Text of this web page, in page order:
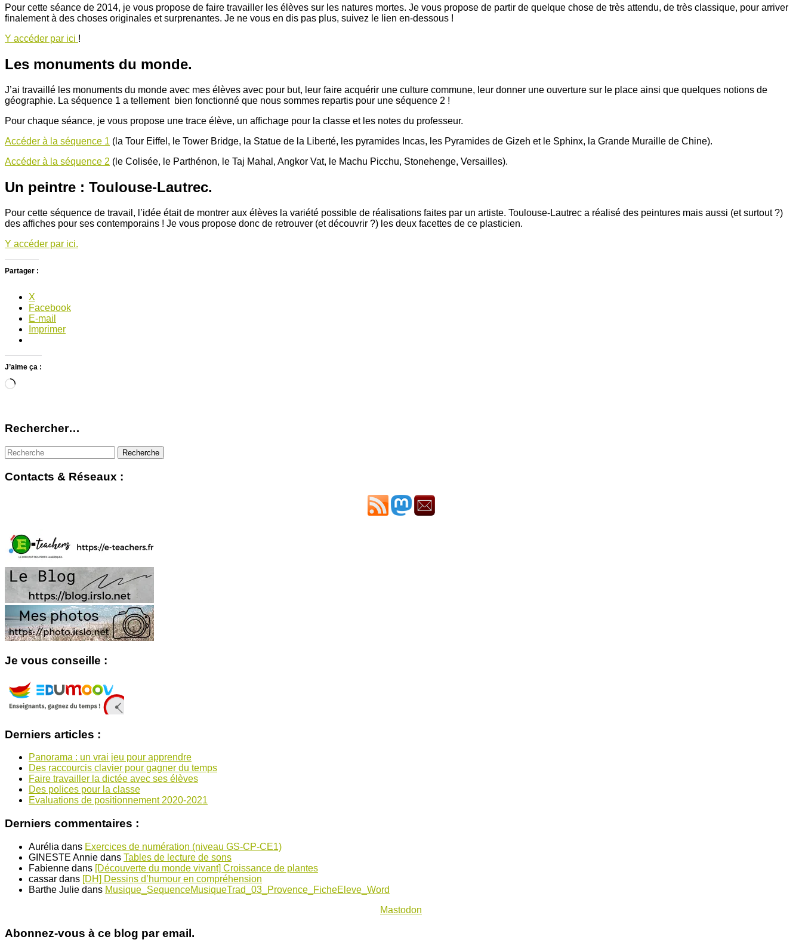
Pour cette séance de 2014, je vous propose de faire travailler les élèves sur les natures mortes. Je vous propose de partir de quelque chose de très attendu, de très classique, pour arriver
finalement à des choses originales et surprenantes. Je ne vous en dis pas plus, suivez le lien en-dessous !
Y accéder par ici !
Les monuments du monde.
J’ai travaillé les monuments du monde avec mes élèves avec pour but, leur faire acquérir une culture commune, leur donner une ouverture sur le place ainsi que quelques notions de
géographie. La séquence 1 a tellement bien fonctionné que nous sommes repartis pour une séquence 2 !
Pour chaque séance, je vous propose une trace élève, un affichage pour la classe et les notes du professeur.
Accéder à la séquence 1 (la Tour Eiffel, le Tower Bridge, la Statue de la Liberté, les pyramides Incas, les Pyramides de Gizeh et le Sphinx, la Grande Muraille de Chine).
Accéder à la séquence 2 (le Colisée, le Parthénon, le Taj Mahal, Angkor Vat, le Machu Picchu, Stonehenge, Versailles).
Un peintre : Toulouse-Lautrec.
Pour cette séquence de travail, l’idée était de montrer aux élèves la variété possible de réalisations faites par un artiste. Toulouse-Lautrec a réalisé des peintures mais aussi (et surtout ?)
des affiches pour ses contemporains ! Je vous propose donc de retrouver (et découvrir ?) les deux facettes de ce plasticien.
Y accéder par ici.
Partager :
X
Facebook
E-mail
Imprimer
J’aime ça :
Chargement…
Rechercher…
Contacts & Réseaux :
Je vous conseille :
Derniers articles :
Panorama : un vrai jeu pour apprendre
Des raccourcis clavier pour gagner du temps
Faire travailler la dictée avec ses élèves
Des polices pour la classe
Evaluations de positionnement 2020-2021
Derniers commentaires :
Aurélia dans Exercices de numération (niveau GS-CP-CE1)
GINESTE Annie dans Tables de lecture de sons
Fabienne dans [Découverte du monde vivant] Croissance de plantes
cassar dans [DH] Dessins d’humour en compréhension
Barthe Julie dans Musique_SequenceMusiqueTrad_03_Provence_FicheEleve_Word
Mastodon
Abonnez-vous à ce blog par email.